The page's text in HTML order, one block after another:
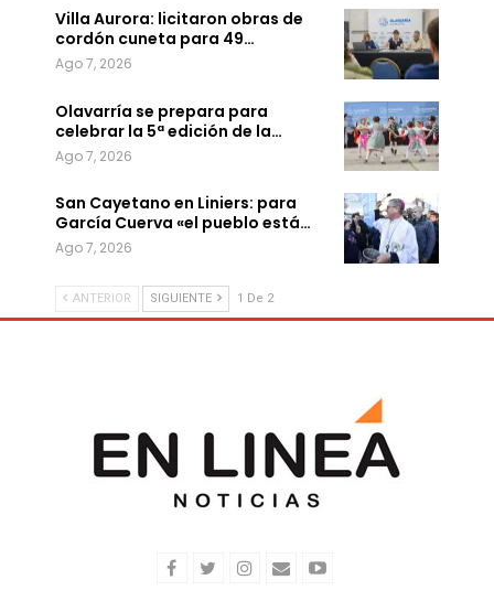
Villa Aurora: licitaron obras de
cordón cuneta para 49…
Ago 7, 2026
Olavarría se prepara para
celebrar la 5ª edición de la…
Ago 7, 2026
San Cayetano en Liniers: para
García Cuerva «el pueblo está…
Ago 7, 2026
ANTERIOR SIGUIENTE 1 De 2